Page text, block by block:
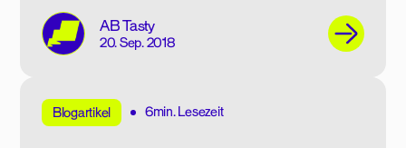
AB Tasty
20. Sep. 2018
Blogartikel 6min. Lesezeit